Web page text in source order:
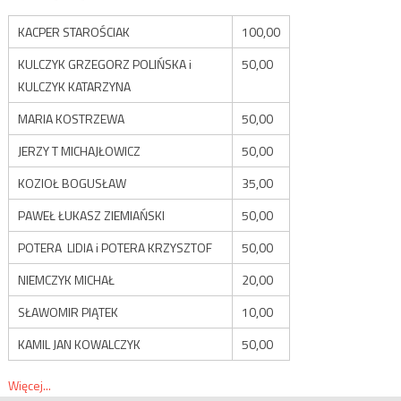
KACPER STAROŚCIAK
100,00
KULCZYK GRZEGORZ POLIŃSKA i
KULCZYK KATARZYNA
50,00
MARIA KOSTRZEWA
50,00
JERZY T MICHAJŁOWICZ
50,00
KOZIOŁ BOGUSŁAW
35,00
PAWEŁ ŁUKASZ ZIEMIAŃSKI
50,00
POTERA LIDIA i POTERA KRZYSZTOF
50,00
NIEMCZYK MICHAŁ
20,00
SŁAWOMIR PIĄTEK
10,00
KAMIL JAN KOWALCZYK
50,00
Więcej...